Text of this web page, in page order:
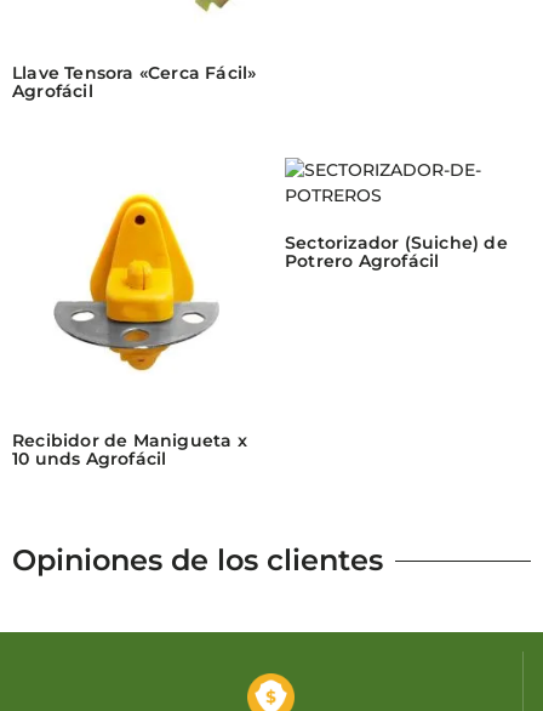
Llave Tensora «Cerca Fácil»
Agrofácil
Recibidor de Manigueta x
10 unds Agrofácil
Sectorizador (Suiche) de
Potrero Agrofácil
Opiniones de los clientes